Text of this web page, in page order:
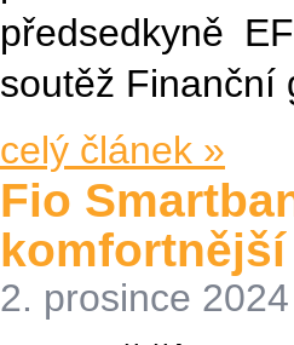
předsedkyně
soutěž Finanční
celý článek »
Fio
2. prosince